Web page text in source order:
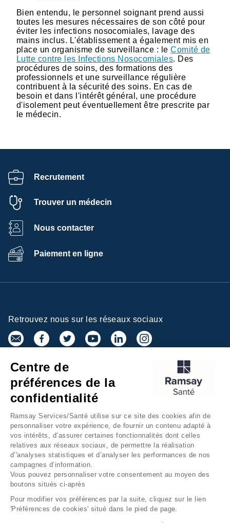
Bien entendu, le personnel soignant prend aussi
toutes les mesures nécessaires de son côté pour
éviter les infections nosocomiales, lavage des
mains inclus. L'établissement a également mis en
place un organisme de surveillance : leComité de
Lutte contre les Infections Nosocomiales. Des
procédures de soins, des formations des
professionnels et une surveillance régulière
contribuent à la sécurité des soins. En cas de
besoin et dans l'intérêt général, une procédure
d'isolement peut éventuellement être prescrite par
le médecin.
Recrutement
Trouver un médecin
Nous contacter
Paiement en ligne
Retrouvez nous sur les réseaux sociaux
Inscrivez-vous à la newsletter
Groupe Ramsay Santé
Gestion des cookies
Accessibilité Numérique
Presse
Centre de
préférences de la
confidentialité
Ramsay Services/Santé utilise sur ce site des cookies afin de
personnaliser votre expérience, de fournir un contenu adapté à
vos intérêts, d’assurer certaines fonctionnalités dont celles
relatives aux réseaux sociaux, de permettre la réalisation
d’'analyses statistiques et d’analyser les performances de nos
campagnes d’information.
Vous pouvez personnaliser votre consentement au moyen des
boutons situés ci-après
Pour modifier vos préférences par la suite, cliquez sur le lien
'Préférences de cookies' situé dans le pied de page.